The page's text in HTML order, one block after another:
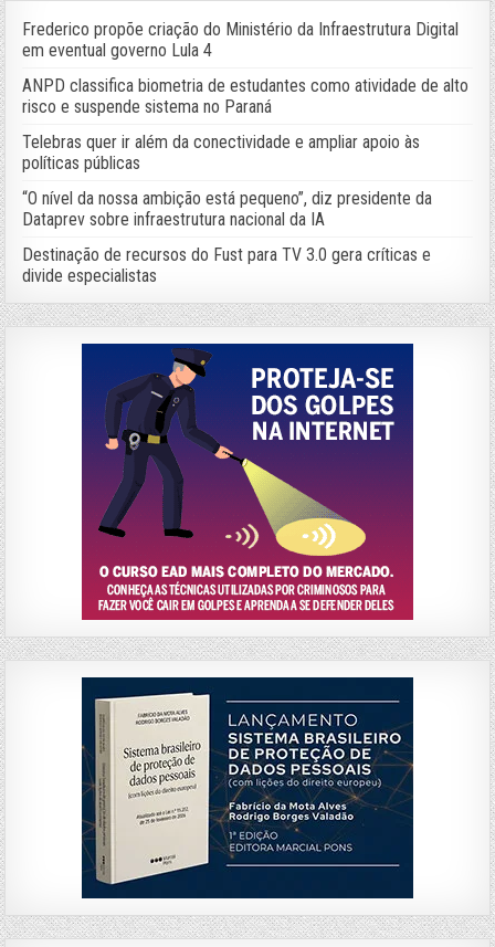
Frederico propõe criação do Ministério da Infraestrutura Digital
em eventual governo Lula 4
ANPD classifica biometria de estudantes como atividade de alto
risco e suspende sistema no Paraná
Telebras quer ir além da conectividade e ampliar apoio às
políticas públicas
“O nível da nossa ambição está pequeno”, diz presidente da
Dataprev sobre infraestrutura nacional da IA
Destinação de recursos do Fust para TV 3.0 gera críticas e
divide especialistas